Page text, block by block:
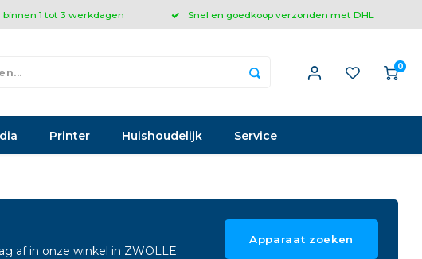
1 tot 3 werkdagen Snel en goedkoop verzonden met DHL
0
Printer Huishoudelijk Service
af in onze winkel in ZWOLLE.
Apparaat zoeken